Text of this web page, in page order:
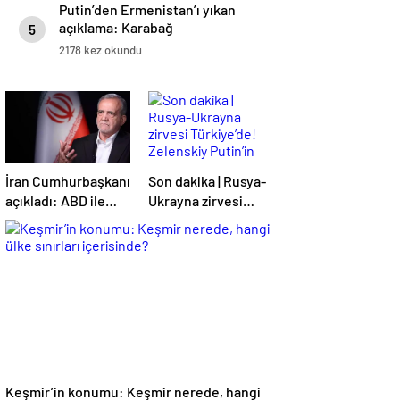
5
Putin’den Ermenistan’ı yıkan
açıklama: Karabağ
Azerbaycan’ın ayrılmaz bir
2178 kez okundu
İran Cumhurbaşkanı
açıkladı: ABD ile
anlaşma konusunda
ciddiyiz
Son dakika | Rusya-
Ukrayna zirvesi
Türkiye’de!
Zelenskiy Putin’in
Keşmir’in konumu: Keşmir nerede, hangi